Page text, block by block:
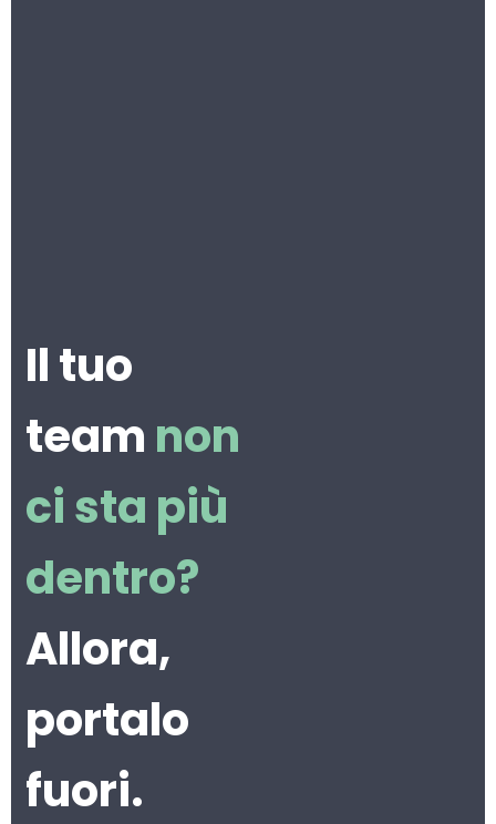
Il tuo
team non
ci sta più
dentro?
Allora,
portalo
fuori.